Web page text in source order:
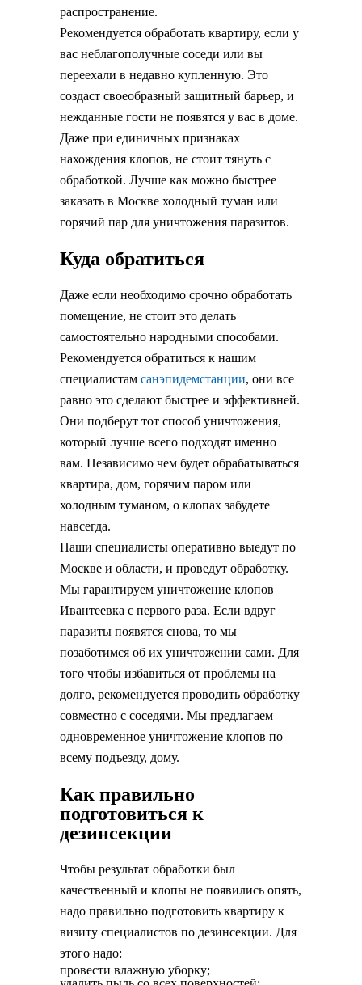
распространение.
Рекомендуется обработать квартиру, если у
вас неблагополучные соседи или вы
переехали в недавно купленную. Это
создаст своеобразный защитный барьер, и
нежданные гости не появятся у вас в доме.
Даже при единичных признаках
нахождения клопов, не стоит тянуть с
обработкой. Лучше как можно быстрее
заказать в Москве холодный туман или
горячий пар для уничтожения паразитов.
Куда обратиться
Даже если необходимо срочно обработать
помещение, не стоит это делать
самостоятельно народными способами.
Рекомендуется обратиться к нашим
специалистам санэпидемстанции, они все
равно это сделают быстрее и эффективней.
Они подберут тот способ уничтожения,
который лучше всего подходят именно
вам. Независимо чем будет обрабатываться
квартира, дом, горячим паром или
холодным туманом, о клопах забудете
навсегда.
Наши специалисты оперативно выедут по
Москве и области, и проведут обработку.
Мы гарантируем уничтожение клопов
Ивантеевка с первого раза. Если вдруг
паразиты появятся снова, то мы
позаботимся об их уничтожении сами. Для
того чтобы избавиться от проблемы на
долго, рекомендуется проводить обработку
совместно с соседями. Мы предлагаем
одновременное уничтожение клопов по
всему подъезду, дому.
Как правильно
подготовиться к
дезинсекции
Чтобы результат обработки был
качественный и клопы не появились опять,
надо правильно подготовить квартиру к
визиту специалистов по дезинсекции. Для
этого надо:
провести влажную уборку;